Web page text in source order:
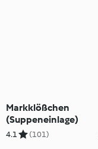
Markklößchen
(Suppeneinlage)
4.1 (101)